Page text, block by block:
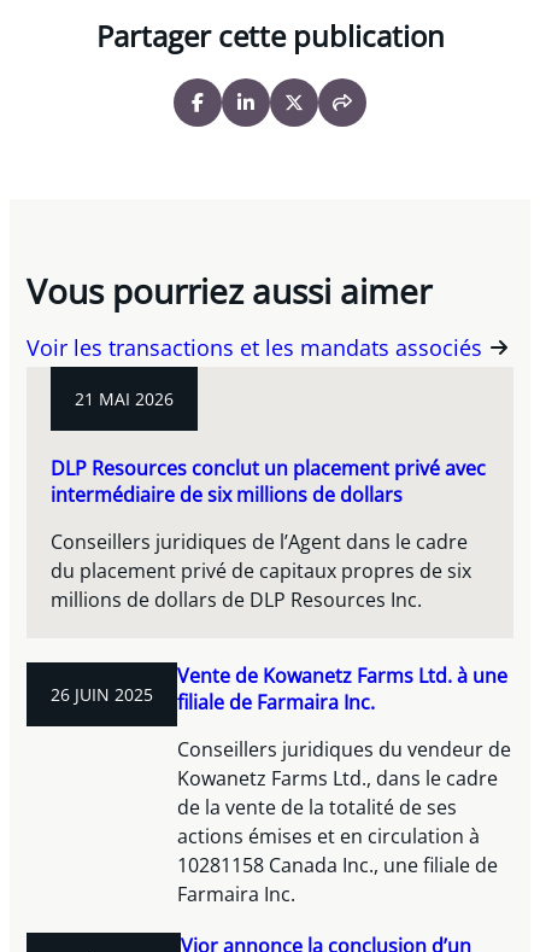
Partager cette publication
Vous pourriez aussi aimer
Voir les transactions et les mandats associés
21 MAI 2026
DLP Resources conclut un placement privé avec
intermédiaire de six millions de dollars
Conseillers juridiques de l’Agent dans le cadre
du placement privé de capitaux propres de six
millions de dollars de DLP Resources Inc.
26 JUIN 2025
Vente de Kowanetz Farms Ltd. à une
filiale de Farmaira Inc.
Conseillers juridiques du vendeur de
Kowanetz Farms Ltd., dans le cadre
de la vente de la totalité de ses
actions émises et en circulation à
10281158 Canada Inc., une filiale de
Farmaira Inc.
Vior annonce la conclusion d’un